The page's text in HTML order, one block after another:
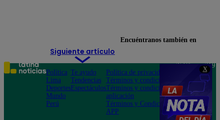
X
Siguiente artículo
Encuéntranos también en
Política
Lima
Deportes
Mundo
Perú
Te ayudo
Tendencias
Espectáculos
Política de privacidad
Términos y condiciones
Términos y condiciones
aplicación
Términos y Condiciones
APP
Teléfono: 219
Av. San
Felipe 968
Jesús María